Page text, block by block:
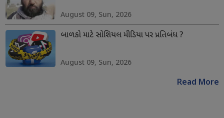
August 09, Sun, 2026
બાળકો માટે સોશિયલ મીડિયા પર પ્રતિબંધ ?
August 09, Sun, 2026
Read More